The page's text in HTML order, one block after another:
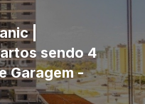
|
sendo 4
Garagem -